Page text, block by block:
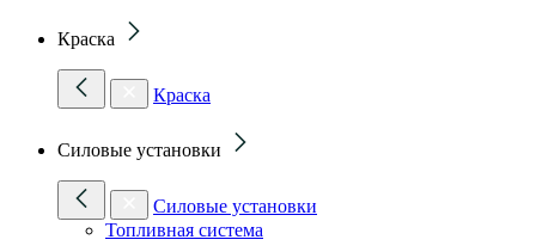
Краска
Краска
Силовые установки
Силовые установки
Топливная система